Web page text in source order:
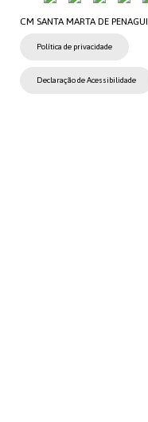
CM SANTA MARTA DE
Política de privacidade
Declaração de Acessibilidade